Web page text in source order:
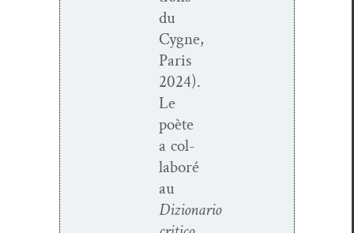
du
Cygne,
Paris
2024).
Le
poète
a col­
laboré
au
Dizionario